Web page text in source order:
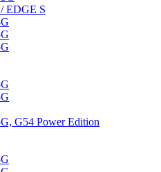
EDGE S
G54 Power Edition